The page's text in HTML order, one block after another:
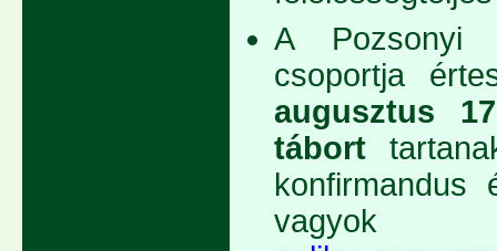
A Pozsonyi
csoportja
augusztus
tábort